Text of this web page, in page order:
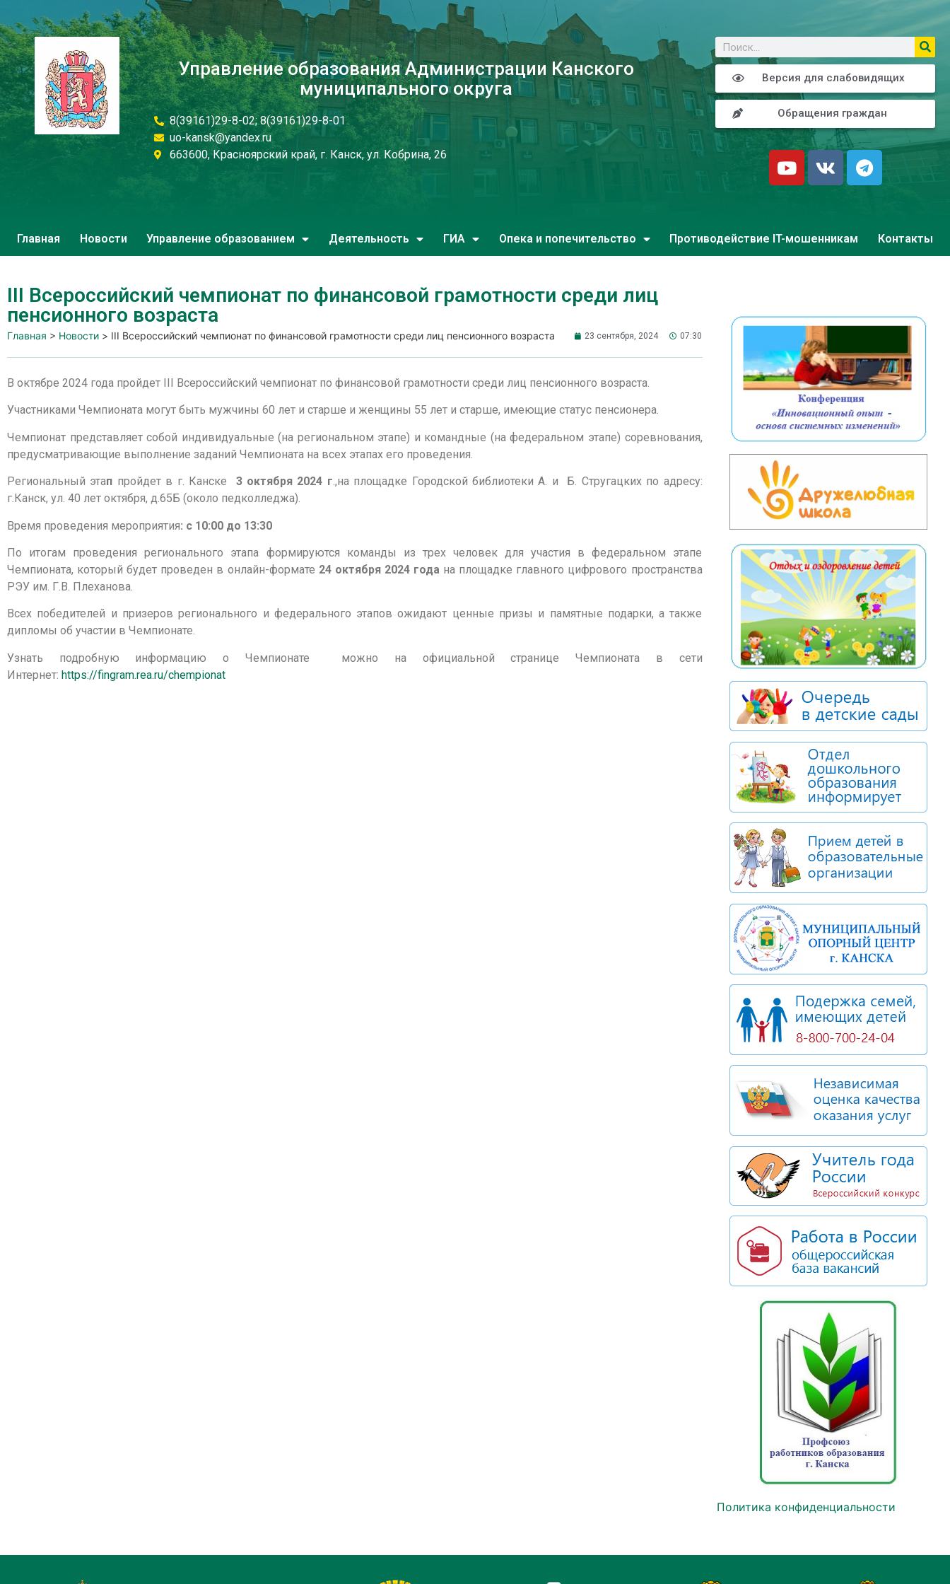
Управление образования Администрации Канского
муниципального округа
8(39161)29-8-02; 8(39161)29-8-01
uo-kansk@yandex.ru
663600, Красноярский край, г. Канск, ул. Кобрина, 26
Версия для слабовидящих
Обращения граждан
Главная Новости Управление образованием Деятельность ГИА Опека и попечительство Противодействие IT-мошенникам Контакты
III Всероссийский чемпионат по финансовой грамотности среди лиц
пенсионного возраста
Главная > Новости > III Всероссийский чемпионат по финансовой грамотности среди лиц пенсионного возраста 23 сентября, 2024 07:30
В октябре 2024 года пройдет III Всероссийский чемпионат по финансовой грамотности среди лиц пенсионного возраста.
Участниками Чемпионата могут быть мужчины 60 лет и старше и женщины 55 лет и старше, имеющие статус пенсионера.
Чемпионат представляет собой индивидуальные (на региональном этапе) и командные (на федеральном этапе) соревнования,
предусматривающие выполнение заданий Чемпионата на всех этапах его проведения.
Региональный этап пройдет в г. Канске 3 октября 2024 г.,на площадке Городской библиотеки А. и Б. Стругацких по адресу:
г.Канск, ул. 40 лет октября, д.65Б (около педколледжа).
Время проведения мероприятия: с 10:00 до 13:30
По итогам проведения регионального этапа формируются команды из трех человек для участия в федеральном этапе
Чемпионата, который будет проведен в онлайн-формате 24 октября 2024годана площадке главного цифрового пространства
РЭУ им. Г.В. Плеханова.
Всех победителей и призеров регионального и федерального этапов ожидают ценные призы и памятные подарки, а также
дипломы об участии в Чемпионате.
Узнать подробную информацию о Чемпионате можно на официальной странице Чемпионата в сети
Интернет: https://fingram.rea.ru/chempionat
Политика конфиденциальности